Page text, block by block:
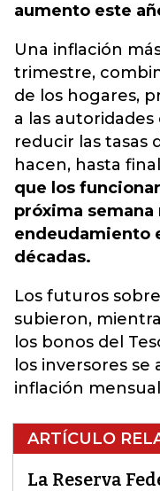
aumento este
Una inflación
trimestre,
de los hogares,
a las
reducir las tasas
hacen, hasta
que los
próxima
endeudamiento
décadas.
Los futuros
subieron,
los bonos del
los inversores
inflación
ARTÍCULO
La Reserva